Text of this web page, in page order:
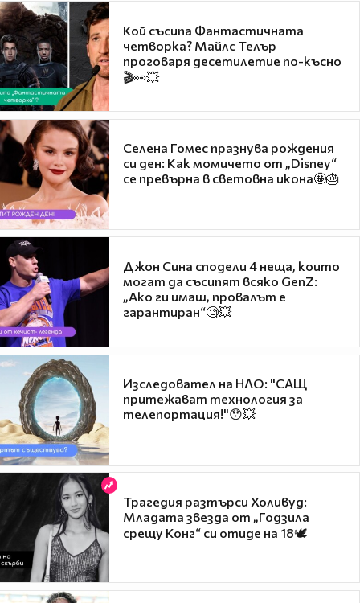
Кой съсипа Фантастичната
четворка? Майлс Телър
проговаря десетилетие по-късно
🎬👀💥
Селена Гомес празнува рождения
си ден: Как момичето от „Disney“
се превърна в световна икона🤩🎂
Джон Сина сподели 4 неща, които
могат да съсипят всяко GenZ:
„Ако ги имаш, провалът е
гарантиран“🧐💥
Изследовател на НЛО: "САЩ
притежават технология за
телепортация!"😯💥
Трагедия разтърси Холивуд:
Младата звезда от „Годзила
срещу Конг“ си отиде на 18🕊️